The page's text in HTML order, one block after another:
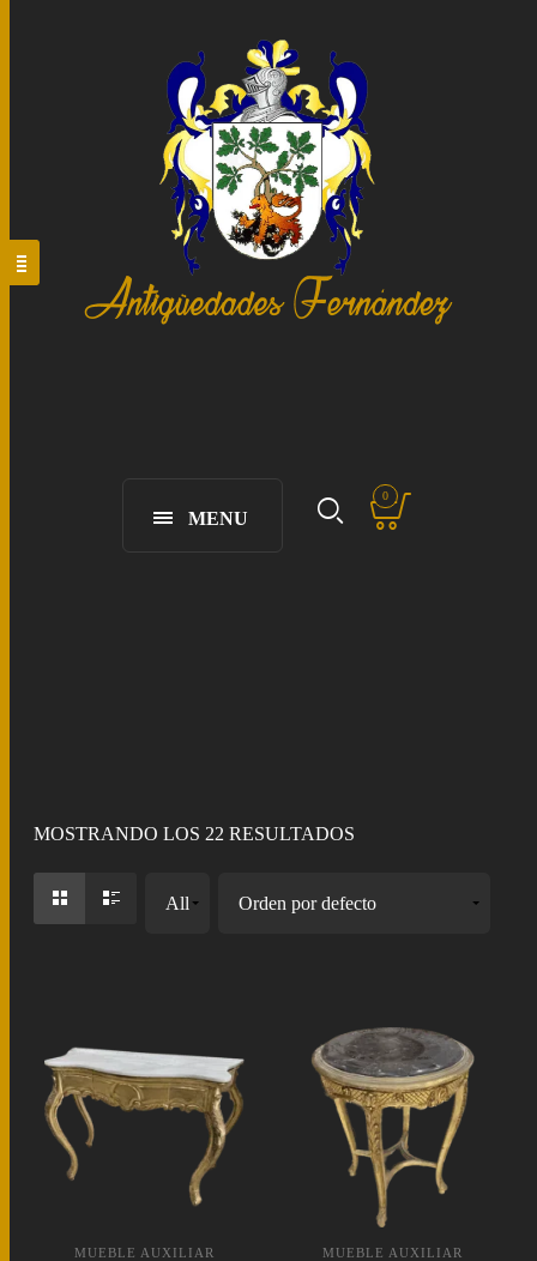
MENU
0
MOSTRANDO LOS 22 RESULTADOS
MUEBLE AUXILIAR MUEBLE AUXILIAR